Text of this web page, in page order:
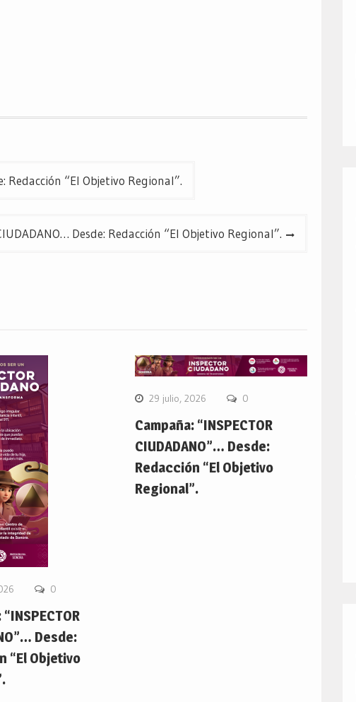
Redacción “El Objetivo Regional”.
Desde: Redacción “El Objetivo Regional”.
0
Desde:
“El Objetivo
29 julio, 2026 0
Campaña: “INSPECTOR
CIUDADANO”… Desde:
Redacción “El Objetivo
Regional”.